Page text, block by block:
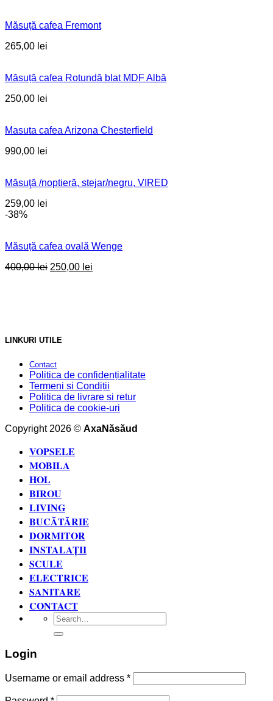
400,00 lei.250,00 lei.
Măsuță cafea Fremont
265,00 lei
Măsuță cafea Rotundă blat MDF Albă
250,00 lei
Masuta cafea Arizona Chesterfield
990,00 lei
Măsuţă /noptieră, stejar/negru, VIRED
259,00 lei
-38%
Măsuță cafea ovală Wenge
400,00lei Original
250,00 lei
LINKURI UTILE
Contact
Politica de confidențialitate
Termeni și Condiții
Politica de livrare și retur
Politica de cookie-uri
Copyright 2026 © AxaNăsăud
VOPSELE
MOBILA
HOL
BIROU
LIVING
BUCĂTĂRIE
DORMITOR
INSTALAȚII
SCULE
ELECTRICE
SANITARE
CONTACT
Search
for:
Login
Username or email address *